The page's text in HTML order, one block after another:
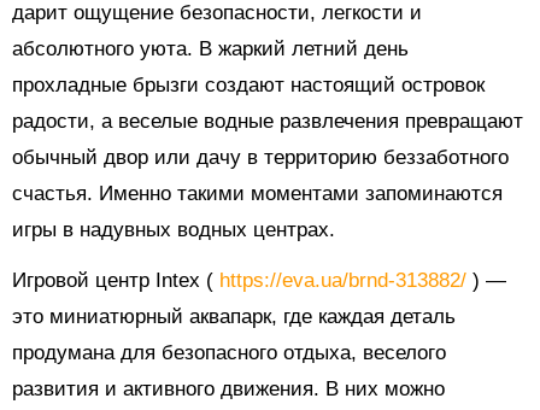
дарит ощущение безопасности, легкости и
абсолютного уюта. В жаркий летний день
прохладные брызги создают настоящий островок
радости, а веселые водные развлечения превращают
обычный двор или дачу в территорию беззаботного
счастья. Именно такими моментами запоминаются
игры в надувных водных центрах.
Игровой центр Intex ( https://eva.ua/brnd-313882/ ) —
это миниатюрный аквапарк, где каждая деталь
продумана для безопасного отдыха, веселого
развития и активного движения. В них можно